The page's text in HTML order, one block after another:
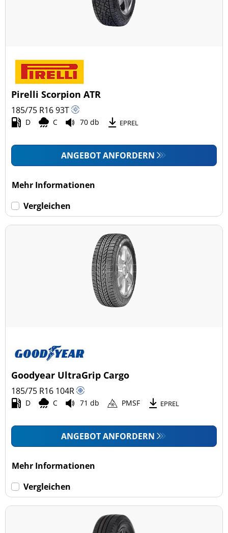
Pirelli Scorpion ATR
185/75 R1693T
D C 70 db EPREL
ANGEBOT ANFORDERN
Mehr Informationen
Vergleichen
Goodyear UltraGrip Cargo
185/75 R16 104R
D C 71 db PMSF EPREL
ANGEBOT ANFORDERN
Mehr Informationen
Vergleichen